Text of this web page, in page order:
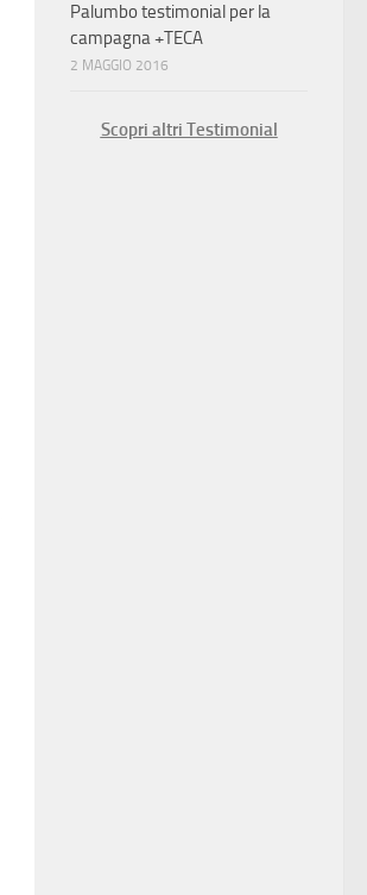
Palumbo testimonial per la
campagna +TECA
2 MAGGIO 2016
Scopri altri Testimonial